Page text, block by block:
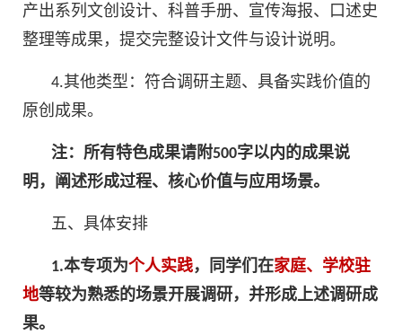
产出系列文创设计、科普手册、宣传海报、口述史
整理等成果，提交完整设计文件与设计说明。
4.其他类型：符合调研主题、具备实践价值的
原创成果。
注：所有特色成果请附500字以内的成果说
明，阐述形成过程、核心价值与应用场景。
五、具体安排
1.本专项为个人实践， 同学们在家庭、学校驻
地等较为熟悉的场景开展调研，并形成上述调研成
果。